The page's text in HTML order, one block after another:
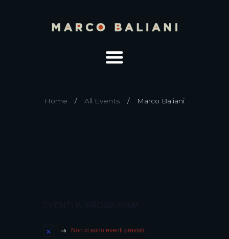
Home All Events Marco Baliani
Non ci sono eventi previsti.